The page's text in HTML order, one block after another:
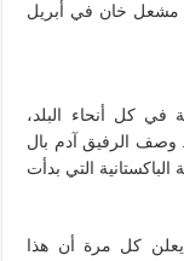
مشعل خان في أبريل
في كل أنحاء البلد،
وصف الرفيق آدم بال
التي بدأت
يعلن كل مرة أن هذا